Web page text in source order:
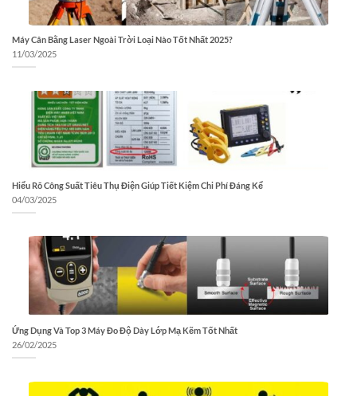
Máy Cân Bằng Laser Ngoài Trời Loại Nào Tốt Nhất 2025?
11/03/2025
Hiểu Rõ Công Suất Tiêu Thụ Điện Giúp Tiết Kiệm Chi Phí Đáng Kể
04/03/2025
Ứng Dụng Và Top 3 Máy Đo Độ Dày Lớp Mạ Kẽm Tốt Nhất
26/02/2025